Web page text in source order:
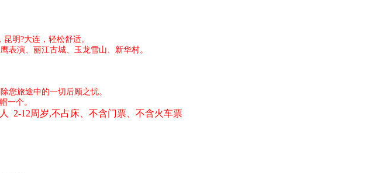
明?大连，轻松舒适。
表演、丽江古城、玉龙雪山、新华村。
您旅途中的一切后顾之忧。
一个。
2-12周岁,不占床、不含门票、不含火车票